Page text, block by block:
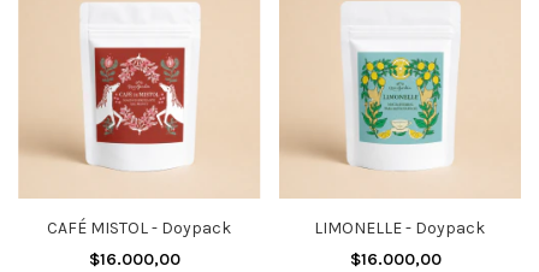
CAFÉ MISTOL - Doypack
$16.000,00
LIMONELLE - Doypack
$16.000,00